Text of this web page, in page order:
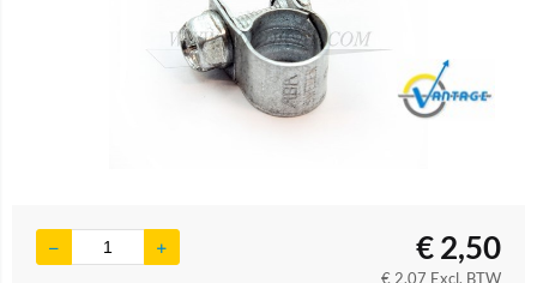
Brand
€2,50
€ 2,07 Excl. BTW